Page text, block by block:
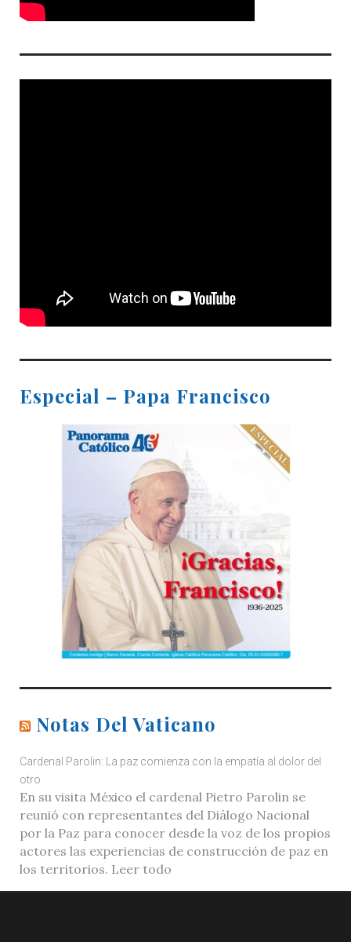
Especial – Papa Francisco
Notas Del Vaticano
Cardenal Parolin: La paz comienza con la empatía al dolor del
otro
En su visita México el cardenal Pietro Parolin se
reunió con representantes del Diálogo Nacional
por la Paz para conocer desde la voz de los propios
actores las experiencias de construcción de paz en
los territorios. Leer todo